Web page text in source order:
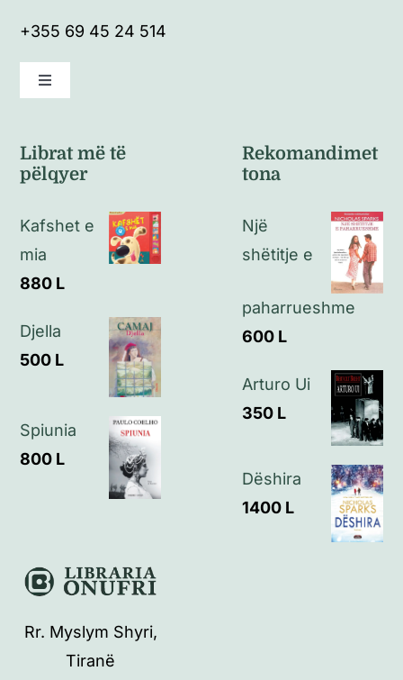
+355 69 45 24 514
Toggle
Politikat e kthimeve
Politikat e privatësisë
Kontakt
Librat më të
pëlqyer
Kafshet e
mia
880 L
Djella
500 L
Spiunia
800 L
Rekomandimet
tona
Një
shëtitje e
paharrueshme
600 L
Arturo Ui
350 L
Dëshira
1400 L
Rr. Myslym Shyri,
Tiranë